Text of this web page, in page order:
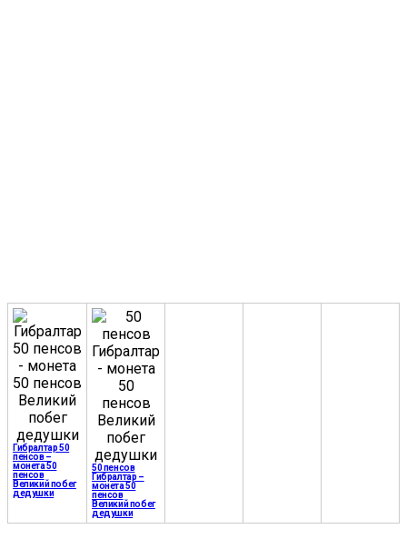
Гибралтар 50
пенсов –
монета 50
пенсов
Великий побег
дедушки
50 пенсов
Гибралтар –
монета 50
пенсов
Великий побег
дедушки